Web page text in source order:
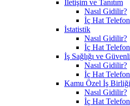
İletişim ve Tanıtım
Nasıl Gidilir?
İç Hat Telefon
İstatistik
Nasıl Gidilir?
İç Hat Telefon
İş Sağlığı ve
Nasıl Gidilir?
İç Hat Telefon
Kamu Özel İş
Nasıl Gidilir?
İç Hat Telefon